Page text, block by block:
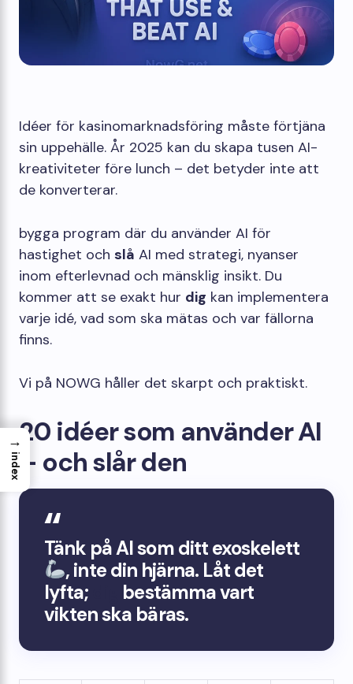
Idéer för kasinomarknadsföring måste förtjäna
sin uppehälle. År 2025 kan du skapa tusen AI-
kreativiteter före lunch – det betyder inte att
de konverterar.
bygga program där du använder AI för
hastighet och slå AI med strategi, nyanser
inom efterlevnad och mänsklig insikt. Du
kommer att se exakt hur dig kan implementera
varje idé, vad som ska mätas och var fällorna
finns.
Vi på NOWG håller det skarpt och praktiskt.
20 idéer som använder AI
– och slår den
Tänk på AI som ditt exoskelett
, inte din hjärna. Låt det
lyfta;
bestämma vart
vikten ska bäras.
→
index